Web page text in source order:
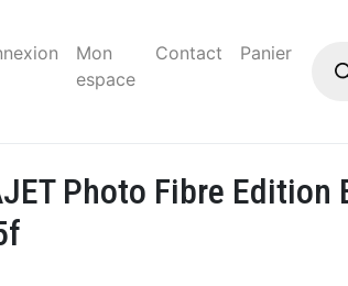
Mon
espace
Contact
Panier
Photo Fibre Edition